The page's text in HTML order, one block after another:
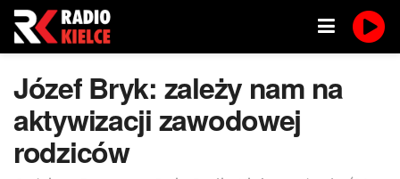
Józef Bryk: zależy nam na
aktywizacji zawodowej
rodziców